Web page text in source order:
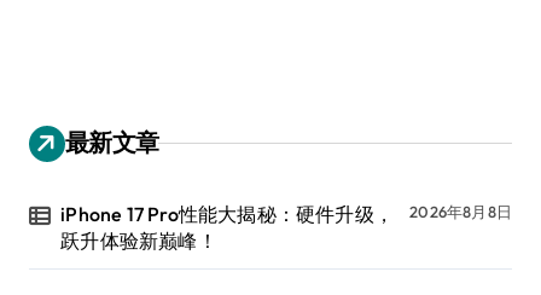
最新文章
iPhone 17 Pro性能大揭秘：硬件升级，
跃升体验新巅峰！
2026年8月8日